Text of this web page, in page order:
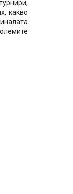
какво